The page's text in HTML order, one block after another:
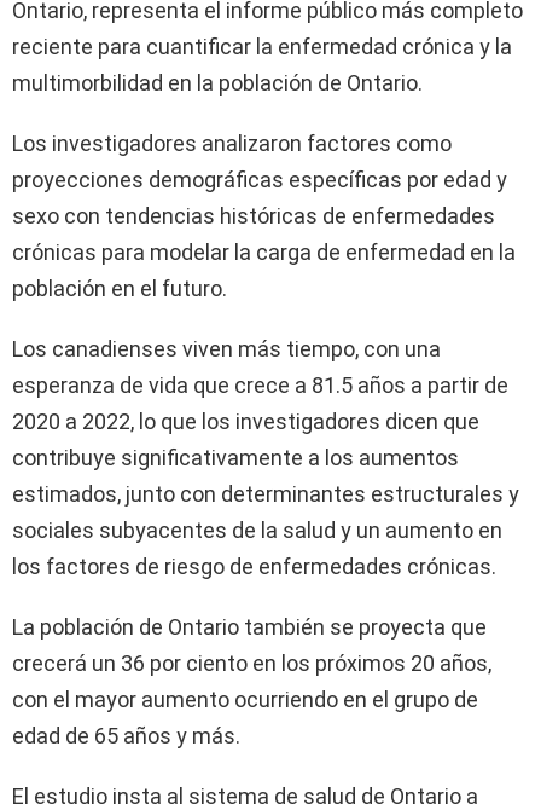
Ontario, representa el informe público más completo
reciente para cuantificar la enfermedad crónica y la
multimorbilidad en la población de Ontario.
Los investigadores analizaron factores como
proyecciones demográficas específicas por edad y
sexo con tendencias históricas de enfermedades
crónicas para modelar la carga de enfermedad en la
población en el futuro.
Los canadienses viven más tiempo, con una
esperanza de vida que crece a 81.5 años a partir de
2020 a 2022, lo que los investigadores dicen que
contribuye significativamente a los aumentos
estimados, junto con determinantes estructurales y
sociales subyacentes de la salud y un aumento en
los factores de riesgo de enfermedades crónicas.
La población de Ontario también se proyecta que
crecerá un 36 por ciento en los próximos 20 años,
con el mayor aumento ocurriendo en el grupo de
edad de 65 años y más.
El estudio insta al sistema de salud de Ontario a